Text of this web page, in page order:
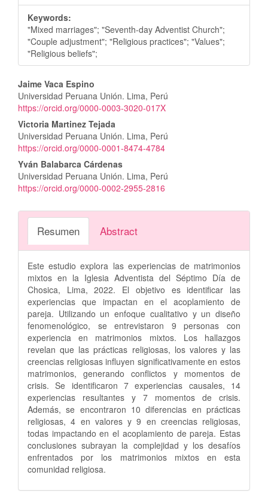
Keywords:
"Mixed marriages"; "Seventh-day Adventist Church";
"Couple adjustment"; "Religious practices"; "Values";
"Religious beliefs";
Contenido
principal
del
artículo
Jaime Vaca Espino
Universidad Peruana Unión. Lima, Perú
https://orcid.org/0000-0003-3020-017X
Victoria Martinez Tejada
Universidad Peruana Unión. Lima, Perú
https://orcid.org/0000-0001-8474-4784
Yván Balabarca Cárdenas
Universidad Peruana Unión. Lima, Perú
https://orcid.org/0000-0002-2955-2816
Resumen Abstract
Este estudio explora las experiencias de matrimonios
mixtos en la Iglesia Adventista del Séptimo Día de
Chosica, Lima, 2022. El objetivo es identificar las
experiencias que impactan en el acoplamiento de
pareja. Utilizando un enfoque cualitativo y un diseño
fenomenológico, se entrevistaron 9 personas con
experiencia en matrimonios mixtos. Los hallazgos
revelan que las prácticas religiosas, los valores y las
creencias religiosas influyen significativamente en estos
matrimonios, generando conflictos y momentos de
crisis. Se identificaron 7 experiencias causales, 14
experiencias resultantes y 7 momentos de crisis.
Además, se encontraron 10 diferencias en prácticas
religiosas, 4 en valores y 9 en creencias religiosas,
todas impactando en el acoplamiento de pareja. Estas
conclusiones subrayan la complejidad y los desafíos
enfrentados por los matrimonios mixtos en esta
comunidad religiosa.